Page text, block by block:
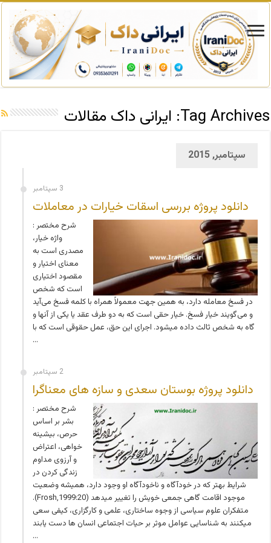
Tag Archives: ایرانی داک مقالات
سپتامبر, 2015
3 سپتامبر
دانلود پروژه بررسی اسقات خیارات در معاملات
شرح مختصر :
واژه خیار،
مصدری است به
معنای اختیار و
مقصود اختیاری
است که شخص
در فسخ معامله دارد، به همین جهت معمولاً همراه با کلمه فسخ می‌آید
و می‌گویند خیار فسخ. خیار حقی است که به دو طرف عقد یا یکی از آنها و
گاه به شخص ثالث داده می­شود. اجرای این حق، عمل حقوقی است که با
…
2 سپتامبر
دانلود پروژه بوستان سعدی و سازه های معناگرا
شرح مختصر :
بشر بر اساس
حرص، بیشینه
خواهی، اعتراض
و آرزوی مداوم
زندگی کردن در
شرایط بهتر که در خودآگاه و ناخودآگاه او وجود دارد، همیشه وضعیت
موجود اقامت گاهی جمعی خویش را تغییر می­دهد (Frosh,1999:20).
متفکران علوم سیاسی از وجوه ساختاری، علمی و کارگزاری، کیفی سعی
می­کنند به شناسایی عوامل موثر بر حیات اجتماعی انسان ها دست یابند
…